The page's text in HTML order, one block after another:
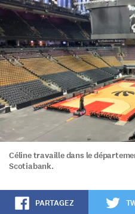
Céline travaille dans le
Scotiabank.
PARTAGEZ